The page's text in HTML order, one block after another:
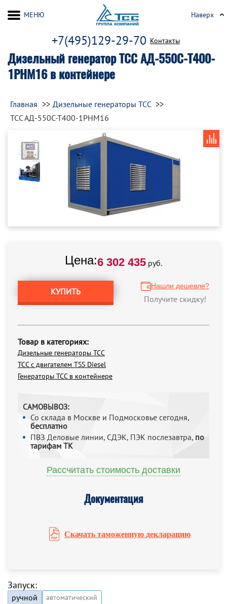
Дизельный генератор ТСС АД-550С-Т400-
1РНМ16 в контейнере
+7(495)129-29-70 Контакты
МЕНЮ Наверх
Главная
Дизельные генераторы ТСС
ТСС АД-550С-Т400-1РНМ16
Цена:6 302 435 руб.
КУПИТЬ
Нашли дешевле?
Получите скидку!
Товар в категориях:
Дизельные генераторы ТСС
ТСС с двигателем TSS Diesel
Генераторы ТСС в контейнере
САМОВЫВОЗ:
Со склада в Москве и Подмосковье сегодня,
бесплатно
ПВЗ Деловые линии, СДЭК, ПЭК послезавтра, по
тарифам ТК
Рассчитать стоимость доставки
Документация
Скачать таможенную декларацию
Запуск:
ручной автоматический